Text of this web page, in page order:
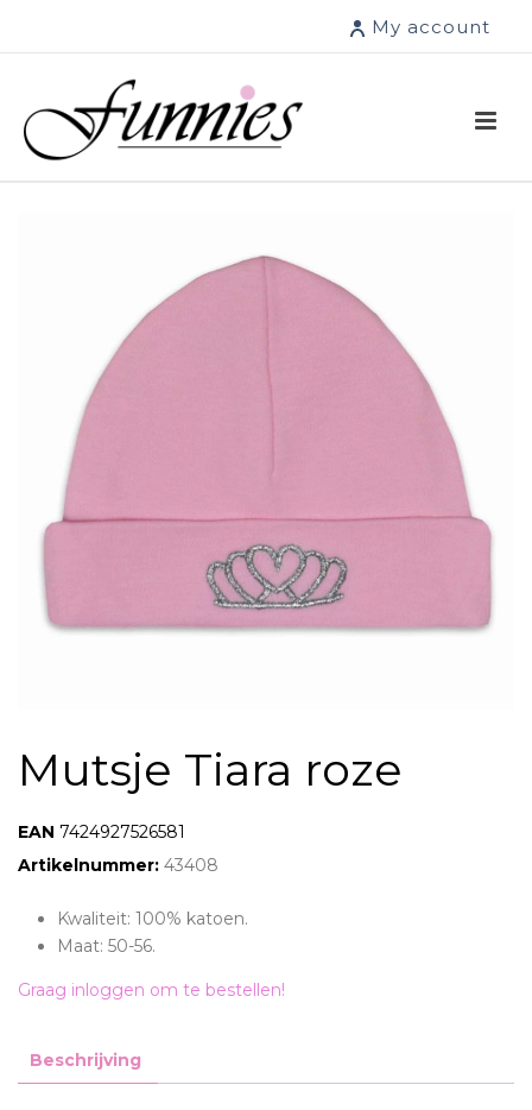
My account
Mutsje Tiara roze
EAN: 7424927526581
Artikelnummer: 43408
Kwaliteit: 100% katoen.
Maat: 50-56.
Graag inloggen om te bestellen!
Beschrijving